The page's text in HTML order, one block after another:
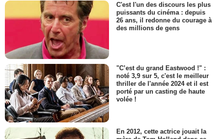
C'est l'un des discours les plus
puissants du cinéma : depuis
26 ans, il redonne du courage à
des millions de gens
"C’est du grand Eastwood !" :
noté 3,9 sur 5, c'est le meilleur
thriller de l'année 2024 et il est
porté par un casting de haute
volée !
En 2012, cette actrice jouait la